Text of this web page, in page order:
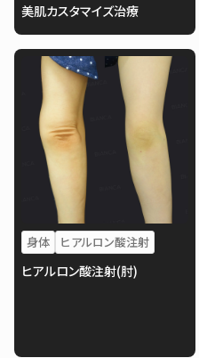
美肌カスタマイズ治療
身体 ヒアルロン酸注射
ヒアルロン酸注射(肘)